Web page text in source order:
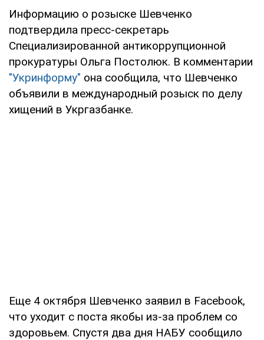
Информацию о розыске Шевченко
подтвердила пресс-секретарь
Специализированной антикоррупционной
прокуратуры Ольга Постолюк. В комментарии
"Укринформу" она сообщила, что Шевченко
объявили в международный розыск по делу
хищений в Укргазбанке.
Еще 4 октября Шевченко заявил в Facebook,
что уходит с поста якобы из-за проблем со
здоровьем. Спустя два дня НАБУ сообщило